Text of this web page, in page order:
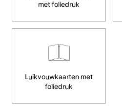
met foliedruk
Luikvouwkaarten met
foliedruk